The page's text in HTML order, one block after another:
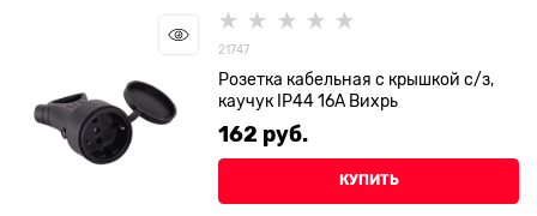
21747
Розетка кабельная с крышкой с/з,
каучук IP44 16А Вихрь
162 руб.
КУПИТЬ